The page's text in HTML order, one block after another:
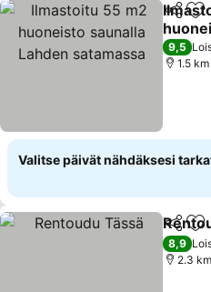
Jaa
Katso
9,5
1.5
Valitse päivät nähdäksesi
Jaa
8,9
2.3